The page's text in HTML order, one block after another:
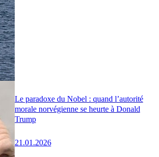
Le paradoxe du Nobel : quand l’autorité
morale norvégienne se heurte à Donald
Trump
21.01.2026